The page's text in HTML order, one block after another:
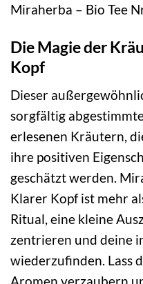
Miraherba – Bio Tee
Die Magie der
Kopf
Dieser
sorgfältig
erlesenen Kräutern,
ihre positiven
geschätzt werden.
Klarer Kopf ist mehr
Ritual, eine kleine
zentrieren und deine
wiederzufinden. Lass